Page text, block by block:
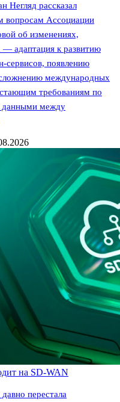
Негляд рассказал
вопросам Ассоциации
об изменениях,
адаптация к развитию
сервисов, появлению
международных
требованиям по
данными между
на SD-WAN
перестала